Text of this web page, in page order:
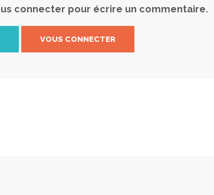
connecter pour écrire un commentaire.
VOUS CONNECTER